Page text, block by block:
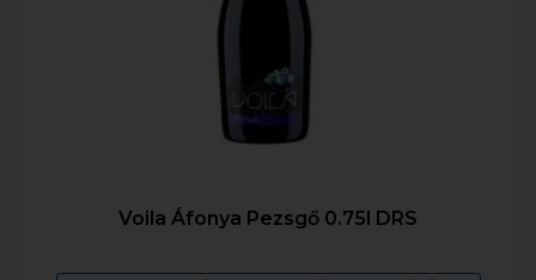
Voila Áfonya Pezsgő 0.75l DRS